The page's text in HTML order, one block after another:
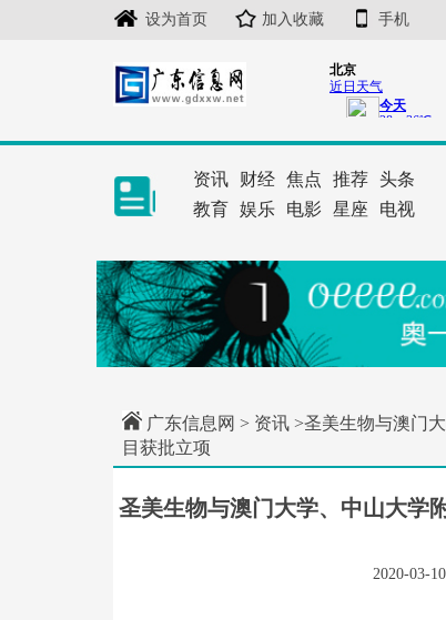
设为首页 加入收藏 手机
资讯 财经 焦点 推荐 头条
教育 娱乐 电影 星座 电视
广东信息网 > 资讯 >圣美生物与澳门
目获批立项
圣美生物与澳门大学、中山大学
2020-03-